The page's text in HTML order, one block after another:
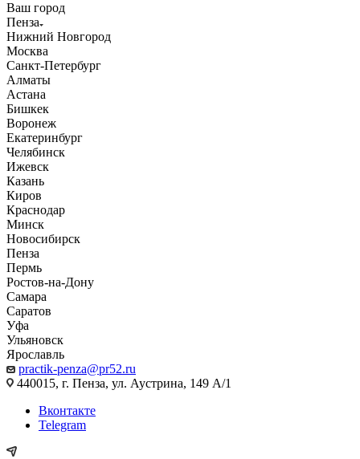
Ваш город
Пенза
Нижний Новгород
Москва
Санкт-Петербург
Алматы
Астана
Бишкек
Воронеж
Екатеринбург
Челябинск
Ижевск
Казань
Киров
Краснодар
Минск
Новосибирск
Пенза
Пермь
Ростов-на-Дону
Самара
Саратов
Уфа
Ульяновск
Ярославль
practik-penza@pr52.ru
440015, г. Пенза, ул. Аустрина, 149 А/1
Вконтакте
Telegram